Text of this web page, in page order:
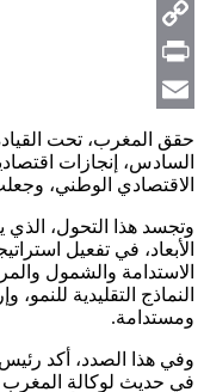
Telegram
Copy
Link
Print
Email
حقق المغرب، تحت
السادس، إنجازات
الاقتصادي الوطني،
وتجسد هذا التحول، الذي
الأبعاد، في تفعيل
الاستدامة والشمول
النماذج التقليدية
ومستدامة.
وفي هذا الصدد، أكد رئيس
في حديث لوكالة المغرب